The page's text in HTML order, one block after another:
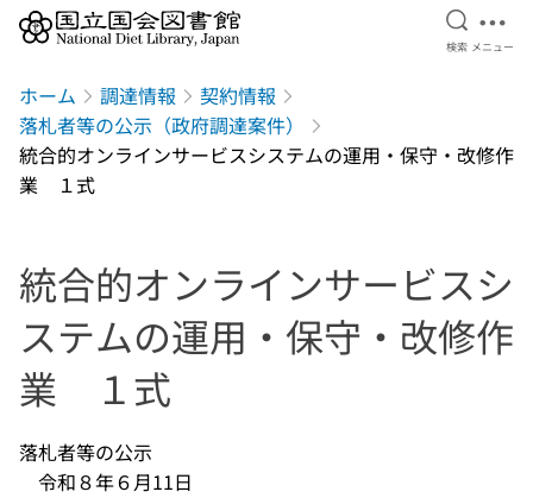
検索を
検索 メ
メニュー
ホーム 調達情報
契約情報
落札者等の公示（政府調達案件）
統合的オンラインサービスシステムの運用・保守・改修作
業 １式
統合的オンラインサービスシ
ステムの運用・保守・改修作
業 １式
落札者等の公示
令和８年６月11日